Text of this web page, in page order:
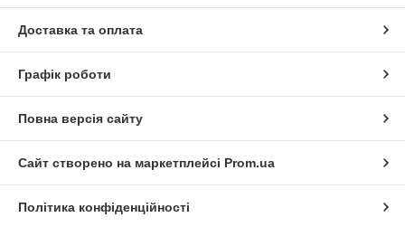
Доставка та оплата
Графік роботи
Повна версія сайту
Сайт створено на маркетплейсі Prom.ua
Політика конфіденційності